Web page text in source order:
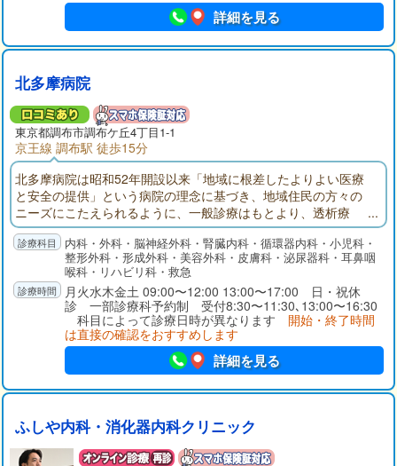
詳細を見る
北多摩病院
東京都調布市調布ケ丘4丁目1-1
京王線 調布駅 徒歩15分
北多摩病院は昭和52年開設以来「地域に根差したよりよい医療
と安全の提供」という病院の理念に基づき、地域住民の方々の
ニーズにこたえられるように、一般診療はもとより、透析療
法、療養医療、予防医学にも力を注いでいます。
内科・外科・脳神経外科・腎臓内科・循環器内科・小児科・
整形外科・形成外科・美容外科・皮膚科・泌尿器科・耳鼻咽
喉科・リハビリ科・救急
月火水木金土 09:00〜12:00 13:00〜17:00 日・祝休
診 一部診療科予約制 受付8:30〜11:30､13:00〜16:30
科目によって診療日時が異なります 開始・終了時間
は直接の確認をおすすめします
詳細を見る
ふしや内科・消化器内科クリニック